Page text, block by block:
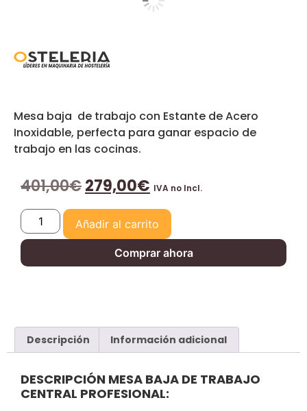
Mesa baja de trabajo con Estante de Acero
Inoxidable, perfecta para ganar espacio de
trabajo en las cocinas.
401,00€279,00€ IVA no Incl.
Añadir al carrito
Comprar ahora
Descripción Información adicional
DESCRIPCIÓN MESA BAJA DE TRABAJO
CENTRAL PROFESIONAL: